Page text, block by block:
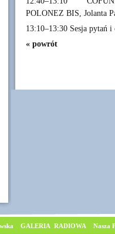
POLONEZ BIS, Jolanta
13:10–13:30 Sesja pytań
« powrót
GALERIA RADIOWA Nasza